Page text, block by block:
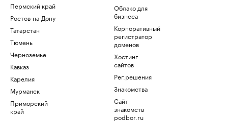
Пермский край
Ростов-на-Дону
Татарстан
Тюмень
Черноземье
Кавказ
Карелия
Мурманск
Приморский
край
Облако для
бизнеса
Корпоративный
регистратор
доменов
Хостинг
сайтов
Рег.решения
Знакомства
Сайт
знакомств
podbor.ru